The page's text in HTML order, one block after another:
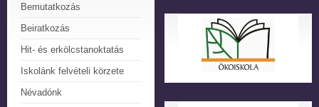
Bemutatkozás
Beiratkozás
Hit- és erkölcstanoktatás
Iskolánk felvételi körzete
Névadónk